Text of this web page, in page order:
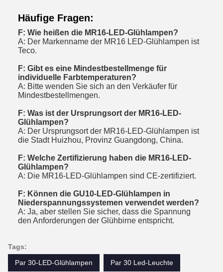
Häufige Fragen:
F: Wie heißen die MR16-LED-Glühlampen?
A: Der Markenname der MR16 LED-Glühlampen ist
Teco.
F: Gibt es eine Mindestbestellmenge für
individuelle Farbtemperaturen?
A: Bitte wenden Sie sich an den Verkäufer für
Mindestbestellmengen.
F: Was ist der Ursprungsort der MR16-LED-
Glühlampen?
A: Der Ursprungsort der MR16-LED-Glühlampen ist
die Stadt Huizhou, Provinz Guangdong, China.
F: Welche Zertifizierung haben die MR16-LED-
Glühlampen?
A: Die MR16-LED-Glühlampen sind CE-zertifiziert.
F: Können die GU10-LED-Glühlampen in
Niederspannungssystemen verwendet werden?
A: Ja, aber stellen Sie sicher, dass die Spannung
den Anforderungen der Glühbirne entspricht.
Tags:
Par 30-LED-Glühlampen
Par 30 Led-Leuchte